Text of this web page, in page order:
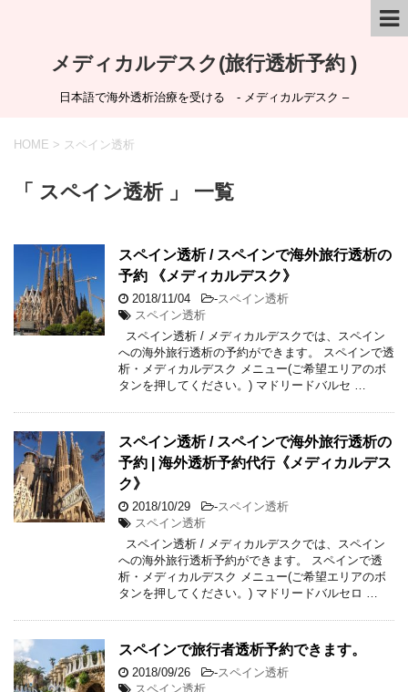
メディカルデスク(旅行透析予約 )
日本語で海外透析治療を受ける - メディカルデスク –
HOME > スペイン透析
「 スペイン透析 」 一覧
スペイン透析 / スペインで海外旅行透析の
予約 《メディカルデスク》
2018/11/04 -スペイン透析
スペイン透析
スペイン透析 / メディカルデスクでは、スペイン
への海外旅行透析の予約ができます。 スペインで透
析・メディカルデスク メニュー(ご希望エリアのボ
タンを押してください。) マドリードバルセ …
スペイン透析 / スペインで海外旅行透析の
予約 | 海外透析予約代行《メディカルデス
ク》
2018/10/29 -スペイン透析
スペイン透析
スペイン透析 / メディカルデスクでは、スペイン
への海外旅行透析予約ができます。 スペインで透
析・メディカルデスク メニュー(ご希望エリアのボ
タンを押してください。) マドリードバルセロ …
スペインで旅行者透析予約できます。
2018/09/26 -スペイン透析
スペイン透析